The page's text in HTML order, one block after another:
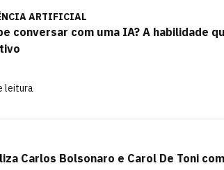
ARTIFICIAL
conversar com uma IA? A habilidade
leitura
Carlos Bolsonaro e Carol De Toni